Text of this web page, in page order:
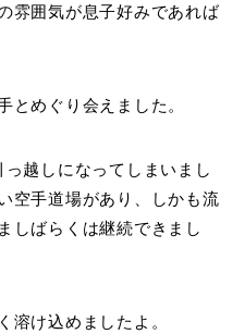
雰囲気が息子好みであれば
とめぐり会えました。
越しになってしまいまし
空手道場があり、しかも流
しばらくは継続できまし
溶け込めましたよ。